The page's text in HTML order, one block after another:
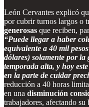
León Cervantes explicó
por cubrir turnos largos o
generosas que reciben,
“Puede llegar a haber
equivalente a 40 mil
dólares) solamente por
temporada alta, y hoy
en la parte de cuidar
reducción a 40 horas
en una disminución
trabajadores, afectando su